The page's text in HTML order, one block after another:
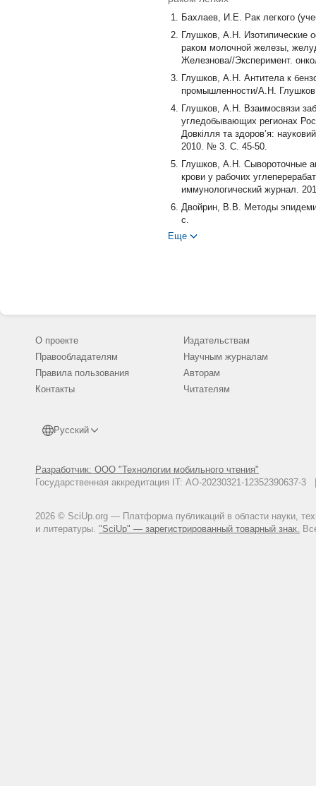
Бахлаев, И.Е. Рак легкого
Глушков, А.Н. Изотипические
раком молочной железы,
Железнова//Эксперимент.
Глушков, А.Н. Антитела к
промышленности/А.Н.
Глушков, А.Н. Взаимосвязи
угледобывающих регионах
Довкiлля та здоров’я:
2010. № 3. С. 45-50.
Глушков, А.Н. Сывороточные
крови у рабочих
иммунологический журнал.
Двойрин, В.В. Методы
с.
Мерабишвили, В.М.
1937. V. 30. P. 555-562.
Curtis, G. Antibody stimulation
P. 223-228.
Fucic, A. Lung cancer and
Glushkov, A.N.
2002. V. 59, № 5. P. 501-503.
fluorinated analog of
Еще
О проекте
Правообладателям
Правила пользования
Контакты
Русский
Разработчик: ООО "Технологии мобильного чтения"
Государственная аккредитация IT: АО-20230321-
2026 © SciUp.org — Платформа публикаций в области науки,
и литературы. "SciUp" — зарегистрированный товарный знак.
Издательствам
Научным журналам
Авторам
Читателям